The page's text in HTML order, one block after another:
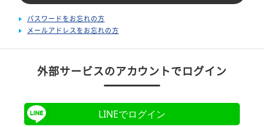
パスワードをお忘れの方
メールアドレスをお忘れの方
外部サービスのアカウントでログイン
LINEでログイン